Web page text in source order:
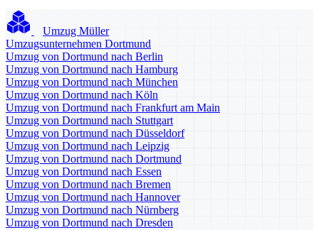
Umzug Müller
Umzugsunternehmen Dortmund
Umzug von Dortmund nach Berlin
Umzug von Dortmund nach Hamburg
Umzug von Dortmund nach München
Umzug von Dortmund nach Köln
Umzug von Dortmund nach Frankfurt am Main
Umzug von Dortmund nach Stuttgart
Umzug von Dortmund nach Düsseldorf
Umzug von Dortmund nach Leipzig
Umzug von Dortmund nach Dortmund
Umzug von Dortmund nach Essen
Umzug von Dortmund nach Bremen
Umzug von Dortmund nach Hannover
Umzug von Dortmund nach Nürnberg
Umzug von Dortmund nach Dresden